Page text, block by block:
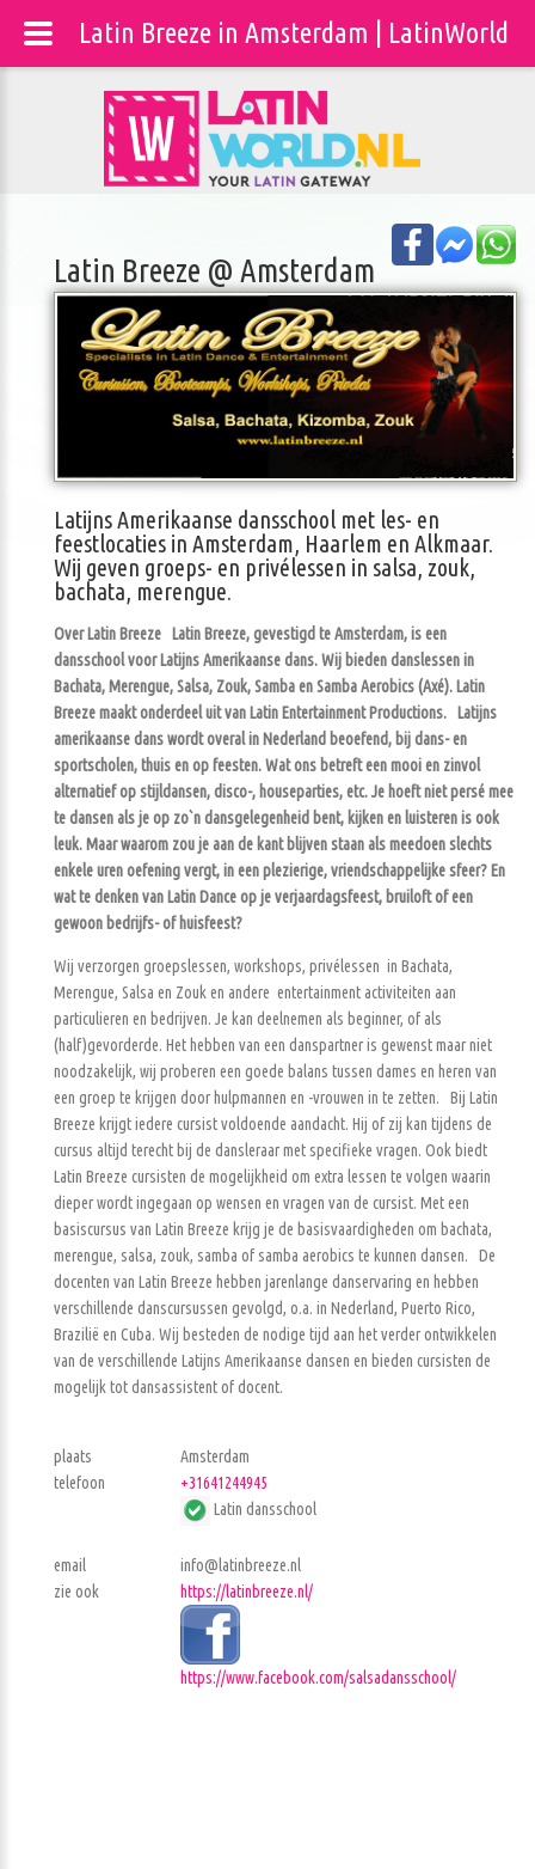
Latin Breeze @ Amsterdam
Latijns Amerikaanse dansschool met les- en
feestlocaties in Amsterdam, Haarlem en Alkmaar.
Wij geven groeps- en privélessen in salsa, zouk,
bachata, merengue.
Over Latin Breeze Latin Breeze, gevestigd te Amsterdam, is een
dansschool voor Latijns Amerikaanse dans. Wij bieden danslessen in
Bachata, Merengue, Salsa, Zouk, Samba en Samba Aerobics (Axé). Latin
Breeze maakt onderdeel uit van Latin Entertainment Productions. Latijns
amerikaanse dans wordt overal in Nederland beoefend, bij dans- en
sportscholen, thuis en op feesten. Wat ons betreft een mooi en zinvol
alternatief op stijldansen, disco-, houseparties, etc. Je hoeft niet persé mee
te dansen als je op zo`n dansgelegenheid bent, kijken en luisteren is ook
leuk. Maar waarom zou je aan de kant blijven staan als meedoen slechts
enkele uren oefening vergt, in een plezierige, vriendschappelijke sfeer? En
wat te denken van Latin Dance op je verjaardagsfeest, bruiloft of een
gewoon bedrijfs- of huisfeest?
Wij verzorgen groepslessen, workshops, privélessen in Bachata,
Merengue, Salsa en Zouk en andere entertainment activiteiten aan
particulieren en bedrijven. Je kan deelnemen als beginner, of als
(half)gevorderde. Het hebben van een danspartner is gewenst maar niet
noodzakelijk, wij proberen een goede balans tussen dames en heren van
een groep te krijgen door hulpmannen en -vrouwen in te zetten. Bij Latin
Breeze krijgt iedere cursist voldoende aandacht. Hij of zij kan tijdens de
cursus altijd terecht bij de dansleraar met specifieke vragen. Ook biedt
Latin Breeze cursisten de mogelijkheid om extra lessen te volgen waarin
dieper wordt ingegaan op wensen en vragen van de cursist. Met een
basiscursus van Latin Breeze krijg je de basisvaardigheden om bachata,
merengue, salsa, zouk, samba of samba aerobics te kunnen dansen. De
docenten van Latin Breeze hebben jarenlange danservaring en hebben
verschillende danscursussen gevolgd, o.a. in Nederland, Puerto Rico,
Brazilië en Cuba. Wij besteden de nodige tijd aan het verder ontwikkelen
van de verschillende Latijns Amerikaanse dansen en bieden cursisten de
mogelijk tot dansassistent of docent.
plaats
Amsterdam
telefoon
+31641244945
Latin dansschool
email
info@latinbreeze.nl
zie ook
https://latinbreeze.nl/
https://www.facebook.com/salsadansschool/
Latin Breeze in Amsterdam | LatinWorld